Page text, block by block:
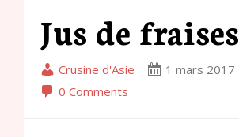
Jus de fraises
Crusine d'Asie
1 mars 2017
0 Comments